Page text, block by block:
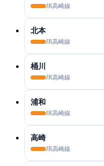
JR高崎線
北本
JR高崎線
桶川
JR高崎線
浦和
JR高崎線
高崎
JR高崎線